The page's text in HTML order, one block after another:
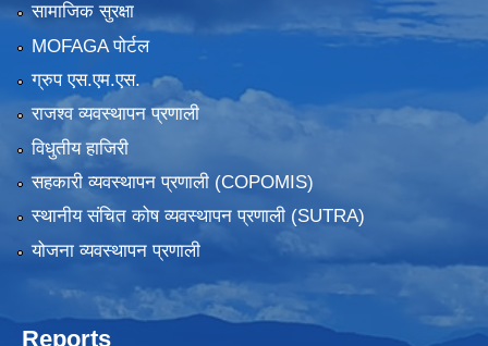
सामाजिक सुरक्षा
MOFAGA पोर्टल
ग्रुप एस.एम.एस.
राजश्व व्यवस्थापन प्रणाली
विधुतीय हाजिरी
सहकारी व्यवस्थापन प्रणाली (COPOMIS)
स्थानीय संचित कोष व्यवस्थापन प्रणाली (SUTRA)
योजना व्यवस्थापन प्रणाली
Reports